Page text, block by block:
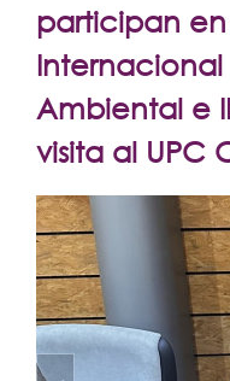
participan en
Ambiental e
visita al UPC